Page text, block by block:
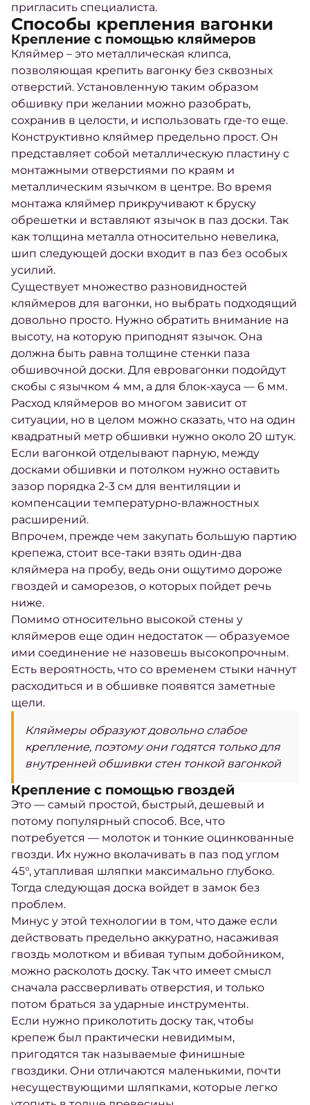
пригласить специалиста.
Способы крепления вагонки
Крепление с помощью кляймеров
Кляймер – это металлическая клипса,
позволяющая крепить вагонку без сквозных
отверстий. Установленную таким образом
обшивку при желании можно разобрать,
сохранив в целости, и использовать где-то еще.
Конструктивно кляймер предельно прост. Он
представляет собой металлическую пластину с
монтажными отверстиями по краям и
металлическим язычком в центре. Во время
монтажа кляймер прикручивают к бруску
обрешетки и вставляют язычок в паз доски. Так
как толщина металла относительно невелика,
шип следующей доски входит в паз без особых
усилий.
Существует множество разновидностей
кляймеров для вагонки, но выбрать подходящий
довольно просто. Нужно обратить внимание на
высоту, на которую приподнят язычок. Она
должна быть равна толщине стенки паза
обшивочной доски. Для евровагонки подойдут
скобы с язычком 4 мм, а для блок-хауса — 6 мм.
Расход кляймеров во многом зависит от
ситуации, но в целом можно сказать, что на один
квадратный метр обшивки нужно около 20 штук.
Если вагонкой отделывают парную, между
досками обшивки и потолком нужно оставить
зазор порядка 2-3 см для вентиляции и
компенсации температурно-влажностных
расширений.
Впрочем, прежде чем закупать большую партию
крепежа, стоит все-таки взять один-два
кляймера на пробу, ведь они ощутимо дороже
гвоздей и саморезов, о которых пойдет речь
ниже.
Помимо относительно высокой стены у
кляймеров еще один недостаток — образуемое
ими соединение не назовешь высокопрочным.
Есть вероятность, что со временем стыки начнут
расходиться и в обшивке появятся заметные
щели.
Кляймеры образуют довольно слабое
крепление, поэтому они годятся только для
внутренней обшивки стен тонкой вагонкой
Крепление с помощью гвоздей
Это — самый простой, быстрый, дешевый и
потому популярный способ. Все, что
потребуется — молоток и тонкие оцинкованные
гвозди. Их нужно вколачивать в паз под углом
45°, утапливая шляпки максимально глубоко.
Тогда следующая доска войдет в замок без
проблем.
Минус у этой технологии в том, что даже если
действовать предельно аккуратно, насаживая
гвоздь молотком и вбивая тупым добойником,
можно расколоть доску. Так что имеет смысл
сначала рассверливать отверстия, и только
потом браться за ударные инструменты.
Если нужно приколотить доску так, чтобы
крепеж был практически невидимым,
пригодятся так называемые финишные
гвоздики. Они отличаются маленькими, почти
несуществующими шляпками, которые легко